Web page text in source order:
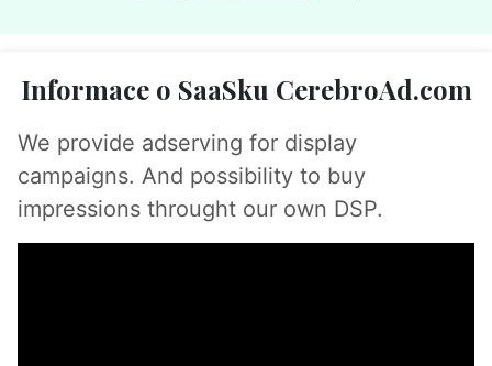
Informace o SaaSku CerebroAd.com
We provide adserving for display
campaigns. And possibility to buy
impressions throught our own DSP.